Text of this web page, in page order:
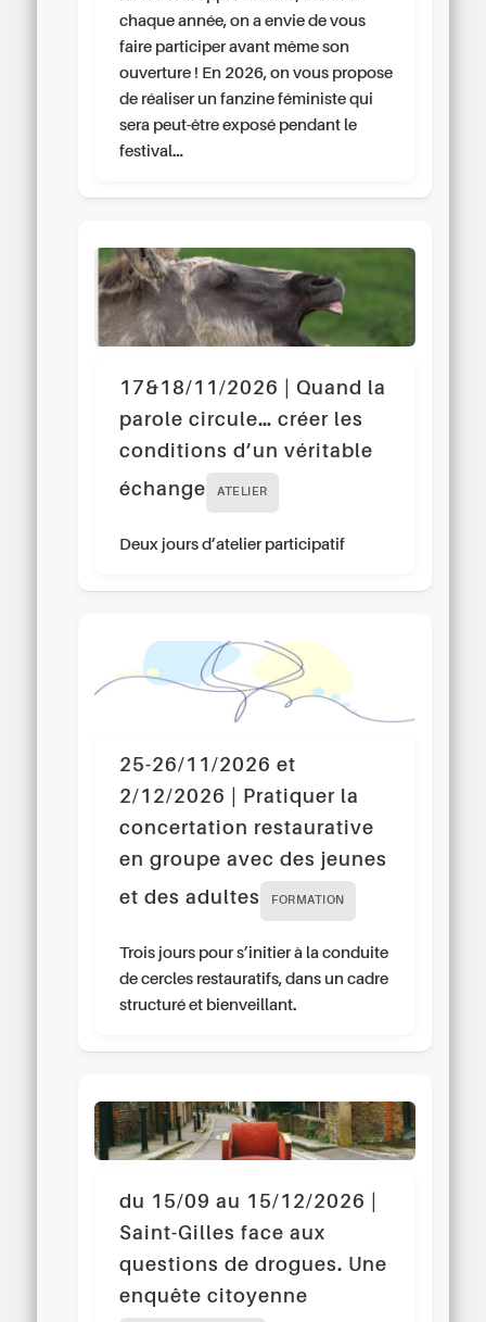
chaque année, on a envie de vous
faire participer avant même son
ouverture ! En 2026, on vous propose
de réaliser un fanzine féministe qui
sera peut-être exposé pendant le
festival…
17&18/11/2026 | Quand la
parole circule… créer les
conditions d’un véritable
échange
ATELIER
Deux jours d’atelier participatif
25-26/11/2026 et
2/12/2026 | Pratiquer la
concertation restaurative
en groupe avec des jeunes
et des adultes
FORMATION
Trois jours pour s’initier à la conduite
de cercles restauratifs, dans un cadre
structuré et bienveillant.
du 15/09 au 15/12/2026 |
Saint-Gilles face aux
questions de drogues. Une
enquête citoyenne